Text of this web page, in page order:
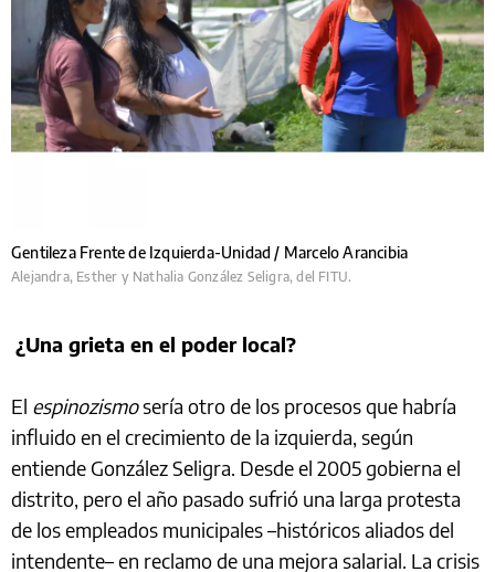
Gentileza Frente de Izquierda-Unidad / Marcelo Arancibia
Alejandra, Esther y Nathalia González Seligra, del FITU.
¿Una grieta en el poder local?
El espinozismosería otro de los procesos que habría
influido en el crecimiento de la izquierda, según
entiende González Seligra. Desde el 2005 gobierna el
distrito, pero el año pasado sufrió una larga protesta
de los empleados municipales –históricos aliados del
intendente– en reclamo de una mejora salarial. La crisis